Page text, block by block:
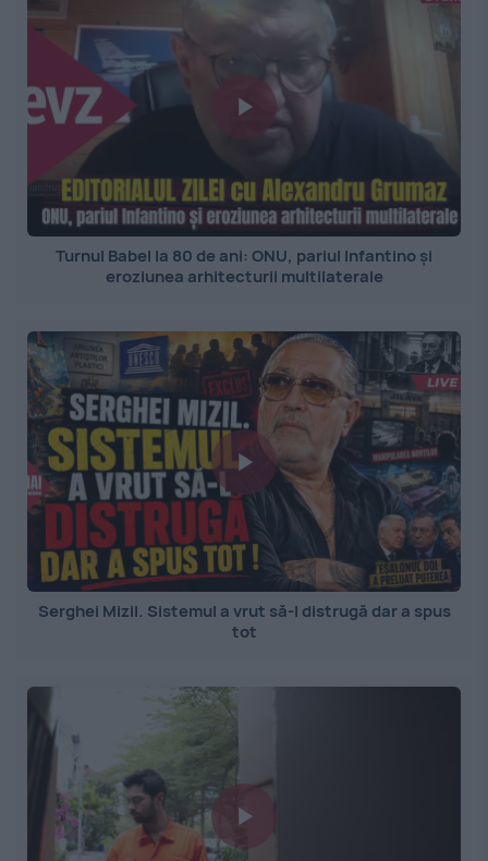
Turnul Babel la 80 de ani: ONU, pariul Infantino și
eroziunea arhitecturii multilaterale
Serghei Mizil. Sistemul a vrut să-l distrugă dar a spus
tot